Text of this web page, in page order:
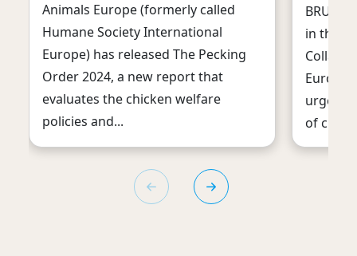
Animals Europe (formerly called
Humane Society International
Europe) has released The Pecking
Order 2024, a new report that
evaluates the chicken welfare
policies and...
in the
urgent
of